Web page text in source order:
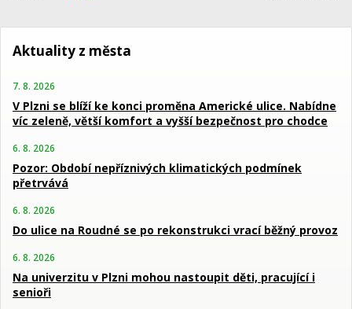
Aktuality z města
7. 8. 2026
V Plzni se blíží ke konci proměna Americké ulice. Nabídne
víc zeleně, větší komfort a vyšší bezpečnost pro chodce
6. 8. 2026
Pozor: Období nepříznivých klimatických podmínek
přetrvává
6. 8. 2026
Do ulice na Roudné se po rekonstrukci vrací běžný provoz
6. 8. 2026
Na univerzitu v Plzni mohou nastoupit děti, pracující i
senioři